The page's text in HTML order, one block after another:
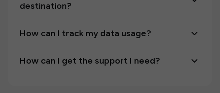
destination?
How can I track my data usage?
How can I get the support I need?